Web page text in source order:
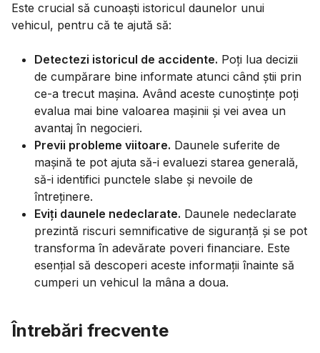
Este crucial să cunoaști istoricul daunelor unui
vehicul, pentru că te ajută să:
Detectezi istoricul de accidente. Poți lua decizii
de cumpărare bine informate atunci când știi prin
ce-a trecut mașina. Având aceste cunoștințe poți
evalua mai bine valoarea mașinii și vei avea un
avantaj în negocieri.
Previi probleme viitoare. Daunele suferite de
mașină te pot ajuta să-i evaluezi starea generală,
să-i identifici punctele slabe și nevoile de
întreținere.
Eviți daunele nedeclarate. Daunele nedeclarate
prezintă riscuri semnificative de siguranță și se pot
transforma în adevărate poveri financiare. Este
esențial să descoperi aceste informații înainte să
cumperi un vehicul la mâna a doua.
Întrebări frecvente